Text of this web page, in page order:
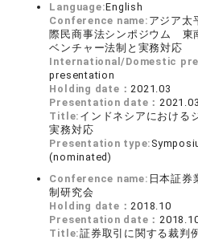
Language:English
Conference name: アジア
際民商事法シンポジウム 東
ベンチャー法制と実務対応
International/Domestic
presentation
Holding date：2021.03
Presentation date：
Title: インドネシアにおける
実務対応
Presentation type:
(nominated)
Conference name: 日本証券
制研究会
Holding date：2018.10
Presentation date：
Title:証券取引に関する裁判